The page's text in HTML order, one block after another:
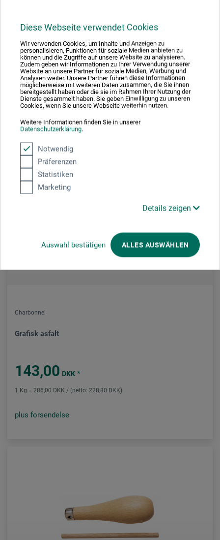
Diese Webseite verwendet Cookies
Wir verwenden Cookies, um Inhalte und Anzeigen zu
personalisieren, Funktionen für soziale Medien anbieten zu
können und die Zugriffe auf unsere Website zu analysieren.
Zudem geben wir Informationen zu Ihrer Verwendung unserer
Website an unsere Partner für soziale Medien, Werbung und
Analysen weiter. Unsere Partner führen diese Informationen
möglicherweise mit weiteren Daten zusammen, die Sie ihnen
bereitgestellt haben oder die sie im Rahmen Ihrer Nutzung der
Dienste gesammelt haben. Sie geben Einwilligung zu unseren
Cookies, wenn Sie unsere Webseite weiterhin nutzen.
Weitere Informationen finden Sie in unserer
Datenschutzerklärung.
Notwendig
Präferenzen
Statistiken
Marketing
Details zeigen
Auswahl bestätigen ALLES AUSWÄHLEN
Gazeklud
fra343,00 DKK *
1 qm = 27,44 DKK / (netto: 21,95 DKK)
Charbonnel
Grafisk asfalt
143,00 DKK *
1 Kg = 286,00 DKK / (netto: 228,80 DKK)
plus forsendelse